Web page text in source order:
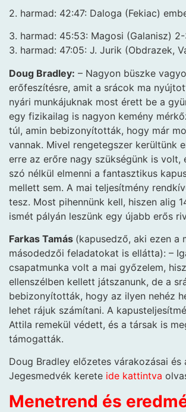
2. harmad: 42:47: Daloga (Fekiac)
3. harmad: 45:53: Magosi (Galanisz)
3. harmad: 47:05: J. Jurik (Obdrazek,
Doug Bradley: – Nagyon büszke
erőfeszítésre, amit a srácok ma
nyári munkájuknak most érett be a
egy fizikailag is nagyon kemény
túl, amin bebizonyították, hogy már
vannak. Mivel rengetegszer kerültünk
erre az erőre nagy szükségünk is volt,
szó nélkül elmenni a fantasztikus
mellett sem. A mai teljesítmény
tesz. Most pihennünk kell, hiszen alig
ismét pályán leszünk egy újabb erős
Farkas Tamás (kapusedző, aki ezen a
másodedzői feladatokat is ellátta): –
csapatmunka volt a mai győzelem,
ellenszélben kellett játszanunk, de a
bebizonyították, hogy az ilyen nehéz
lehet rájuk számítani. A
Attila remekül védett, és a társak is
támogatták.
Doug Bradley előzetes várakozásai és
Jegesmedvék kerete ide kattintva
Menetrend és